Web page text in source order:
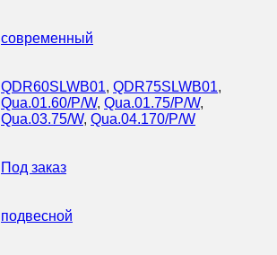
современный
QDR60SLWB01, QDR75SLWB01,
Qua.01.60/P/W, Qua.01.75/P/W,
Qua.03.75/W, Qua.04.170/P/W
Под заказ
подвесной